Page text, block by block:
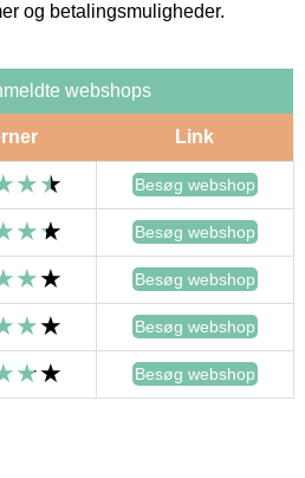
og betalingsmuligheder.
webshops
Link
Besøg webshop
Besøg webshop
Besøg webshop
Besøg webshop
Besøg webshop